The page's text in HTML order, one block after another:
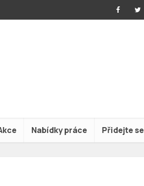
Nabídky práce Přidejte se